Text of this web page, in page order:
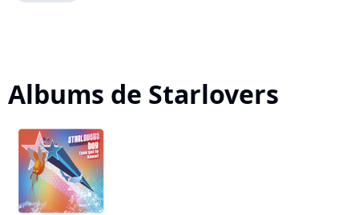
Albums de Starlovers